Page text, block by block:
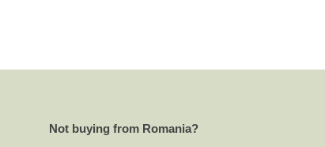
Not buying from Romania?